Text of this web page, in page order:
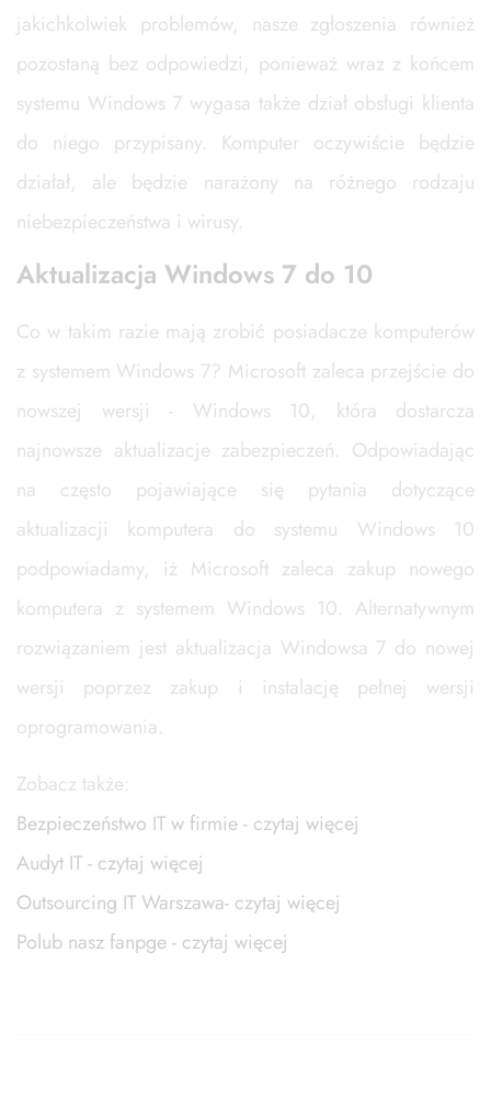
jakichkolwiek problemów, nasze zgłoszenia również
pozostaną bez odpowiedzi, ponieważ wraz z końcem
systemu Windows 7 wygasa także dział obsługi klienta
do niego przypisany. Komputer oczywiście będzie
działał, ale będzie narażony na różnego rodzaju
niebezpieczeństwa i wirusy.
Aktualizacja Windows 7 do 10
Co w takim razie mają zrobić posiadacze komputerów
z systemem Windows 7? Microsoft zaleca przejście do
nowszej wersji - Windows 10, która dostarcza
najnowsze aktualizacje zabezpieczeń. Odpowiadając
na często pojawiające się pytania dotyczące
aktualizacji komputera do systemu Windows 10
podpowiadamy, iż Microsoft zaleca zakup nowego
komputera z systemem Windows 10. Alternatywnym
rozwiązaniem jest aktualizacja Windowsa 7 do nowej
wersji poprzez zakup i instalację pełnej wersji
oprogramowania.
Zobacz także:
Bezpieczeństwo IT w firmie - czytaj więcej
Audyt IT - czytaj więcej
Outsourcing IT Warszawa- czytaj więcej
Polub nasz fanpge - czytaj więcej